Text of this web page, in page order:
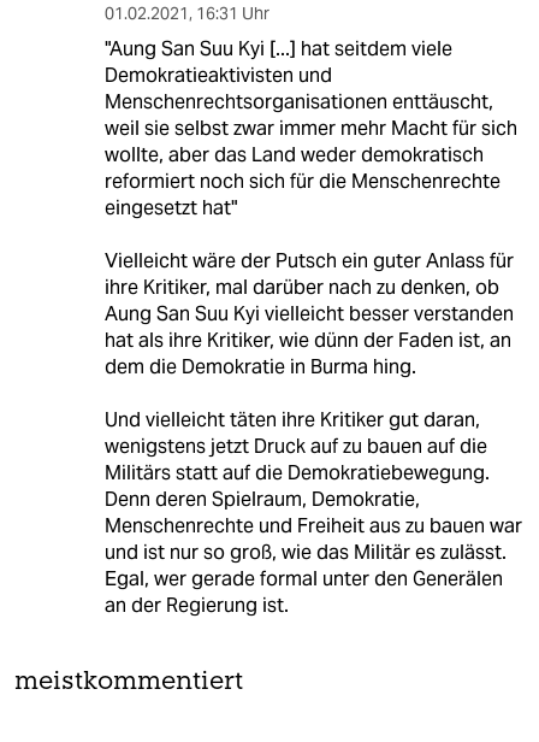
01.02.2021, 16:31 Uhr
"Aung San Suu Kyi [...] hat seitdem viele
Demokratieaktivisten und
Menschenrechtsorganisationen enttäuscht,
weil sie selbst zwar immer mehr Macht für sich
wollte, aber das Land weder demokratisch
reformiert noch sich für die Menschenrechte
eingesetzt hat"
Vielleicht wäre der Putsch ein guter Anlass für
ihre Kritiker, mal darüber nach zu denken, ob
Aung San Suu Kyi vielleicht besser verstanden
hat als ihre Kritiker, wie dünn der Faden ist, an
dem die Demokratie in Burma hing.
Und vielleicht täten ihre Kritiker gut daran,
wenigstens jetzt Druck auf zu bauen auf die
Militärs statt auf die Demokratiebewegung.
Denn deren Spielraum, Demokratie,
Menschenrechte und Freiheit aus zu bauen war
und ist nur so groß, wie das Militär es zulässt.
Egal, wer gerade formal unter den Generälen
an der Regierung ist.
meistkommentiert